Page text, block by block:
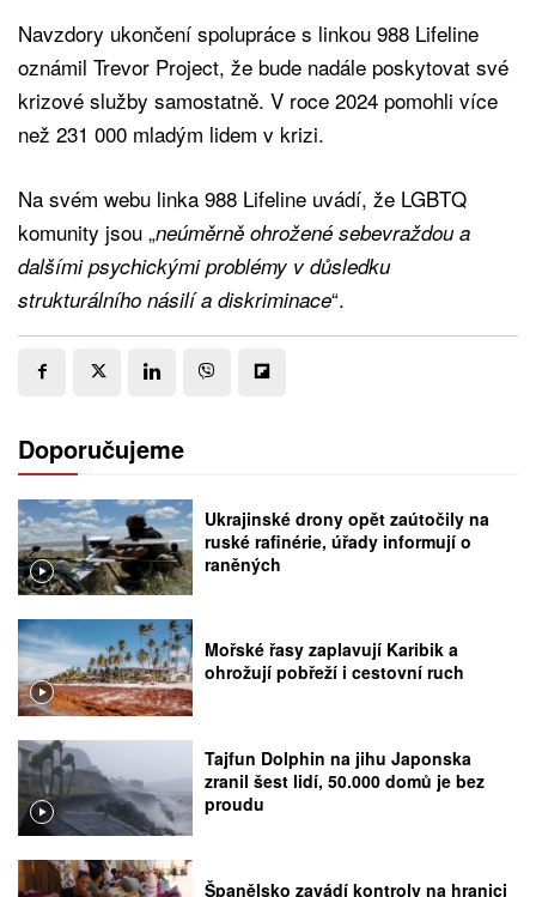
Navzdory ukončení spolupráce s linkou 988 Lifeline
oznámil Trevor Project, že bude nadále poskytovat své
krizové služby samostatně. V roce 2024 pomohli více
než 231 000 mladým lidem v krizi.
Na svém webu linka 988 Lifeline uvádí, že LGBTQ
komunity jsou „neúměrně ohrožené sebevraždou a
dalšími psychickými problémy v důsledku
strukturálního násilí a diskriminace“.
Doporučujeme
Ukrajinské drony opět zaútočily na
ruské rafinérie, úřady informují o
raněných
Mořské řasy zaplavují Karibik a
ohrožují pobřeží i cestovní ruch
Tajfun Dolphin na jihu Japonska
zranil šest lidí, 50.000 domů je bez
proudu
Španělsko zavádí kontroly na hranici